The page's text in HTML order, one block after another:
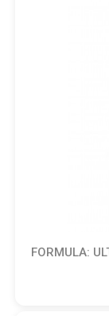
FORMULA: